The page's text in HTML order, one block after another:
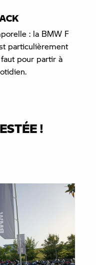
: la BMW F
particulièrement
pour partir à
!